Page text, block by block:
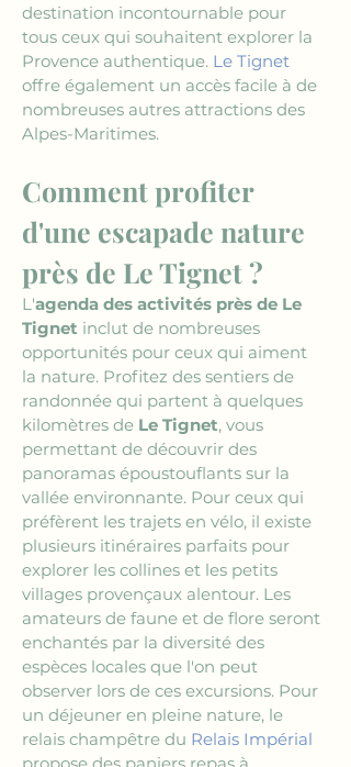
destination incontournable pour
tous ceux qui souhaitent explorer la
Provence authentique. Le Tignet
offre également un accès facile à de
nombreuses autres attractions des
Alpes-Maritimes.
Comment profiter
d'une escapade nature
près de Le Tignet ?
L'agenda des activités près de Le
Tignet inclut de nombreuses
opportunités pour ceux qui aiment
la nature. Profitez des sentiers de
randonnée qui partent à quelques
kilomètres de Le Tignet, vous
permettant de découvrir des
panoramas époustouflants sur la
vallée environnante. Pour ceux qui
préfèrent les trajets en vélo, il existe
plusieurs itinéraires parfaits pour
explorer les collines et les petits
villages provençaux alentour. Les
amateurs de faune et de flore seront
enchantés par la diversité des
espèces locales que l'on peut
observer lors de ces excursions. Pour
un déjeuner en pleine nature, le
relais champêtre du Relais Impérial